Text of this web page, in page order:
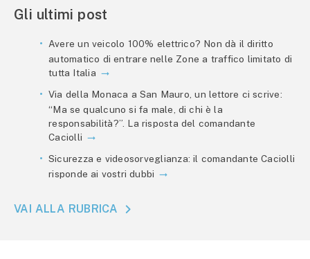
Gli ultimi post
Avere un veicolo 100% elettrico? Non dà il diritto
automatico di entrare nelle Zone a traffico limitato di
tutta Italia
Via della Monaca a San Mauro, un lettore ci scrive:
“Ma se qualcuno si fa male, di chi è la
responsabilità?”. La risposta del comandante
Caciolli
Sicurezza e videosorveglianza: il comandante Caciolli
risponde ai vostri dubbi
VAI ALLA RUBRICA